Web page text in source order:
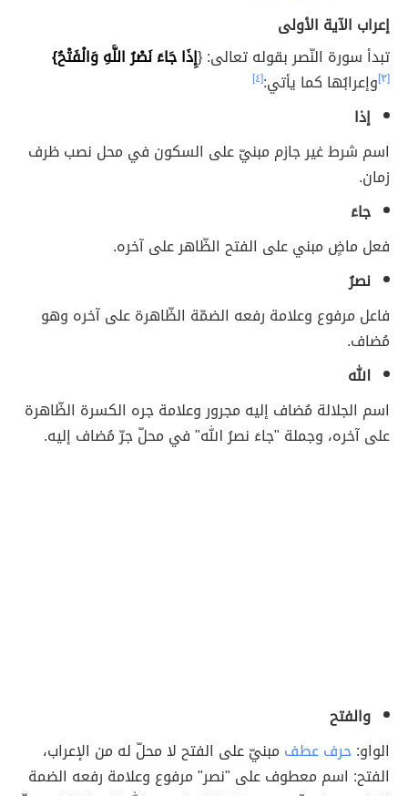
إعراب الآية الأولى
تبدأ سورة النّصر بقوله تعالى: {إِذَا جَاءَ نَصْرُ اللَّهِ وَالْفَتْحُ}
[٣] وإعرابُها كما يأتي:[٤]
إذا
اسم شرط غير جازم مبنيّ على السكون في محل نصب ظرف
زمان.
جاءَ
فعل ماضٍ مبني على الفتح الظّاهر على آخره.
نصرُ
فاعل مرفوع وعلامة رفعه الضمّة الظّاهرة على آخره وهو
مُضاف.
الله
اسم الجلالة مُضاف إليه مجرور وعلامة جره الكسرة الظّاهرة
على آخره، وجملة "جاءَ نصرُ الله" في محلّ جرّ مُضاف إليه.
والفتح
الواو:حرف عطف مبنيّ على الفتح لا محلّ له من الإعراب،
الفتح: اسم معطوف على "نصر" مرفوع وعلامة رفعه الضمة